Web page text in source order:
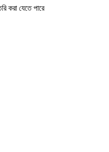
করা যেতে পারে